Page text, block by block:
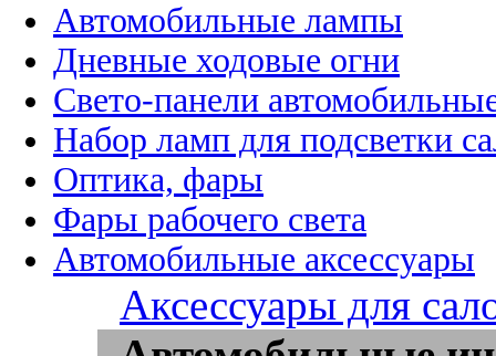
Автомобильные лампы
Дневные ходовые огни
Свето-панели
Набор ламп для подсветки
Оптика, фары
Фары рабочего света
Автомобильные аксессуары
Аксессуары для